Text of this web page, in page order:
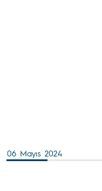
06 Mayıs 2024